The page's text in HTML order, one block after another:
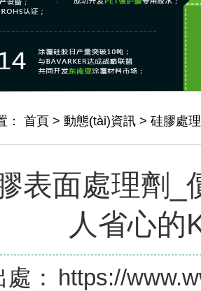
： 首頁 > 動態(tài)資訊 > 硅膠處
表面處理劑_
人省心的
： https://